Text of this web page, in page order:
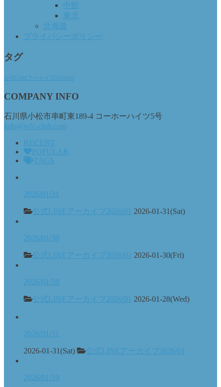
中部
東北
北海道
プライバシーポリシー
タグ
公式LINEアーカイブ2024/09
COMPANY INFO
石川県小松市串町東189-4 コーホーハイツ5号
info@wfc-club.com
RECENT
POPULAR
TAGS
2026/01/31
公式LINEアーカイブ2026/01 2026-01-31(Sat)
2026/01/30
公式LINEアーカイブ2026/01 2026-01-30(Fri)
2026/01/28
公式LINEアーカイブ2026/01 2026-01-28(Wed)
2026/01/31
2026-01-31(Sat) 公式LINEアーカイブ2026/01
2026/01/19